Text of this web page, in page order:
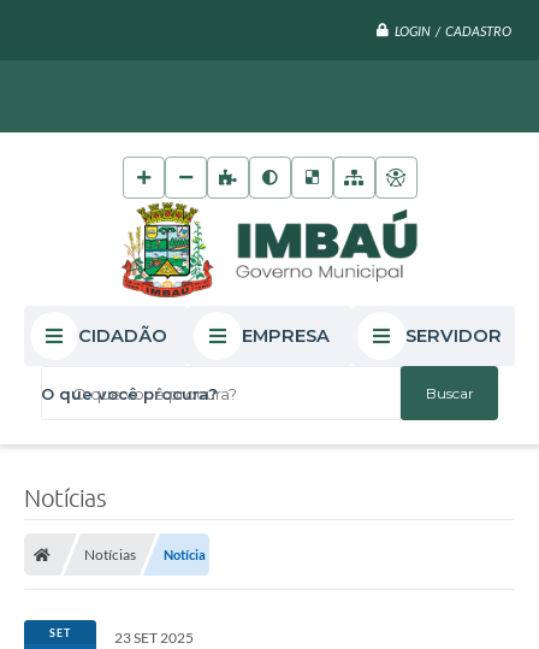
LOGIN / CADASTRO
O que você procura?
CIDADÃO EMPRESA SERVIDOR
Notícias
Notícias Notícia
SET 23 SET 2025